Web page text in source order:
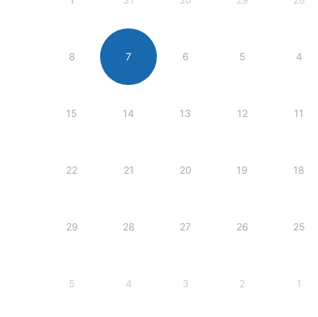
4
5
6
7
8
11
12
13
14
15
18
19
20
21
22
25
26
27
28
29
1
2
3
4
5